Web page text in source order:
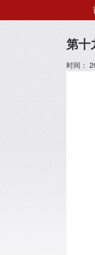
第十
时间：